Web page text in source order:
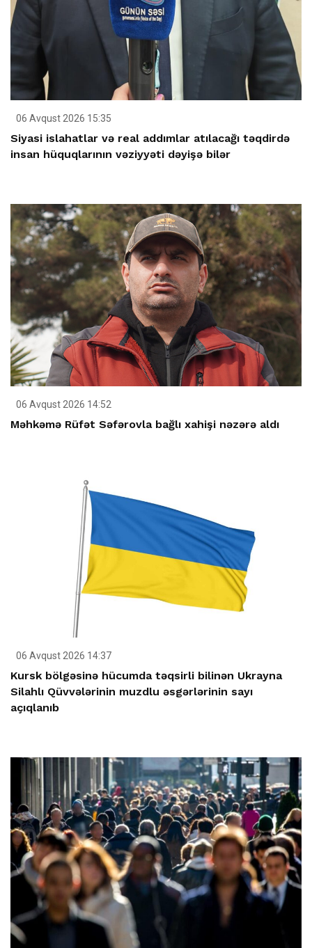
06 Avqust 2026 15:35
Siyasi islahatlar və real addımlar atılacağı təqdirdə
insan hüquqlarının vəziyyəti dəyişə bilər
06 Avqust 2026 14:52
Məhkəmə Rüfət Səfərovla bağlı xahişi nəzərə aldı
06 Avqust 2026 14:37
Kursk bölgəsinə hücumda təqsirli bilinən Ukrayna
Silahlı Qüvvələrinin muzdlu əsgərlərinin sayı
açıqlanıb